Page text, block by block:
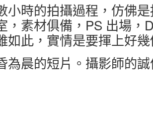
小時的拍攝過程，仿佛
，素材俱備，PS 出場，
如此，實情是要揮上好
為晨的短片。攝影師的